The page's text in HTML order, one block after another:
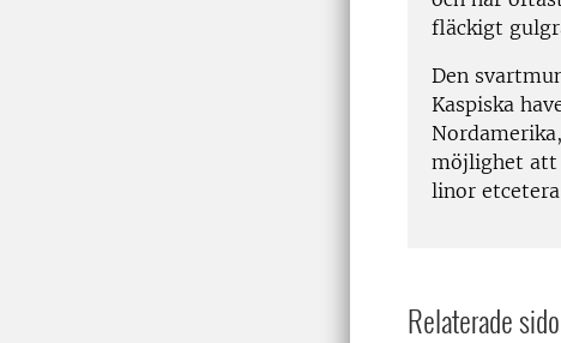
fläckigt
Den
Kaspiska
möjlighet att
linor
Relaterade